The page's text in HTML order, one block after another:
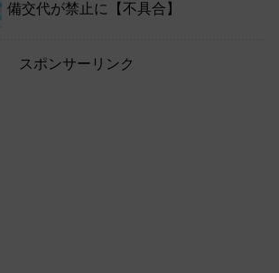
備交代が禁止に【不具合】
スポンサーリンク